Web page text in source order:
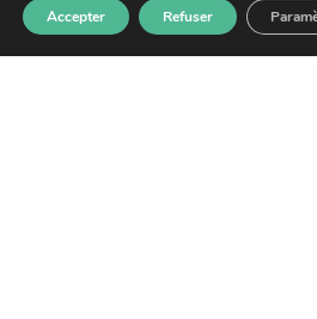
CAYENNE
Accepter Refuser